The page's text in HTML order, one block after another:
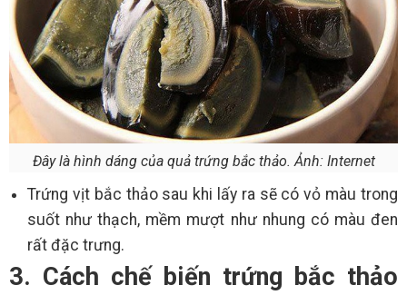
Đây là hình dáng của quả trứng bắc thảo. Ảnh: Internet
Trứng vịt bắc thảo sau khi lấy ra sẽ có vỏ màu trong
suốt như thạch, mềm mượt như nhung có màu đen
rất đặc trưng.
3. Cách chế biến trứng bắc thảo